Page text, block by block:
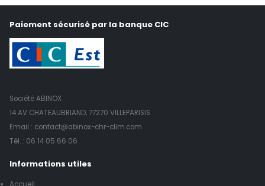
Paiement sécurisé par la banque CIC
Société ABINOX
14 AV CHATEAUBRIAND, 77270 VILLEPARISIS
Email : contact@abinox-chr-clim.com
Tél. : 06 14 05 66 06
Informations utiles
Accueil